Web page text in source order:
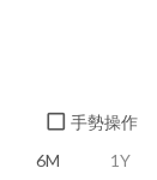
6M 1Y
手勢操作